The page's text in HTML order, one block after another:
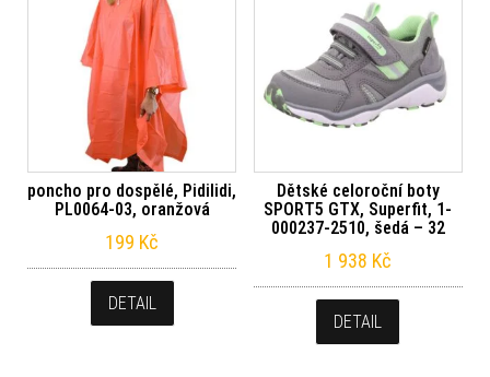
poncho pro dospělé, Pidilidi,
PL0064-03, oranžová
199 Kč
DETAIL
Dětské celoroční boty
SPORT5 GTX, Superfit, 1-
000237-2510, šedá – 32
1 938 Kč
DETAIL